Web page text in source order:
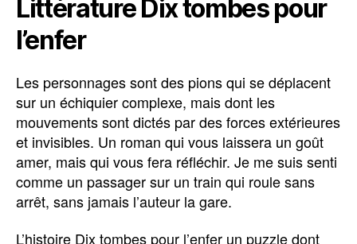
Littérature Dix tombes pour
l’enfer
Les personnages sont des pions qui se déplacent
sur un échiquier complexe, mais dont les
mouvements sont dictés par des forces extérieures
et invisibles. Un roman qui vous laissera un goût
amer, mais qui vous fera réfléchir. Je me suis senti
comme un passager sur un train qui roule sans
arrêt, sans jamais l’auteur la gare.
L’histoire Dix tombes pour l’enfer un puzzle dont